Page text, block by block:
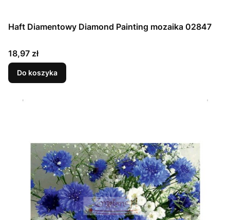
Haft Diamentowy Diamond Painting mozaika 02847
Cena
18,97 zł
Do koszyka